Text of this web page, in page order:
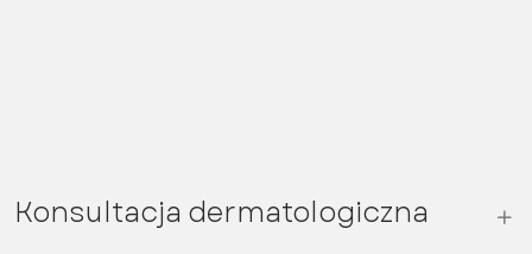
Konsultacja dermatologiczna